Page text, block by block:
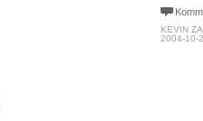
KEVIN
2004-10-